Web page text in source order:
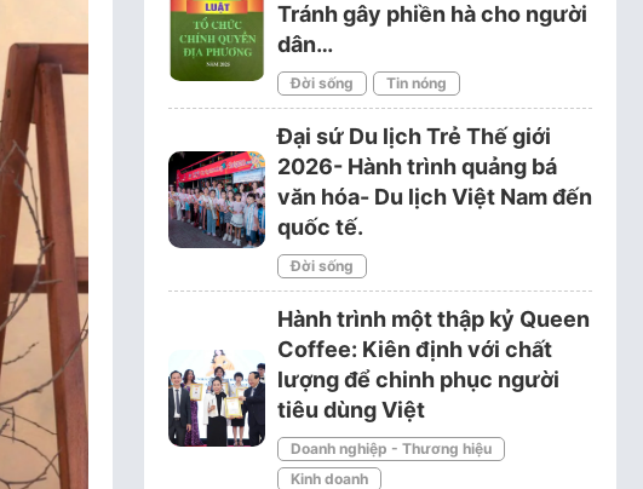
Tránh gây phiền hà cho người
dân…
Đời sống Tin nóng
Đại sứ Du lịch Trẻ Thế giới
2026- Hành trình quảng bá
văn hóa- Du lịch Việt Nam đến
quốc tế.
Đời sống
Hành trình một thập kỷ Queen
Coffee: Kiên định với chất
lượng để chinh phục người
tiêu dùng Việt
Doanh nghiệp - Thương hiệu
Kinh doanh